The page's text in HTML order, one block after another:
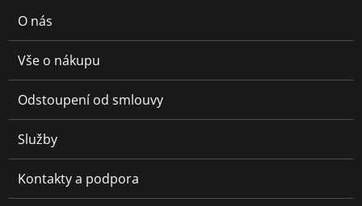
O nás
Vše o nákupu
Odstoupení od smlouvy
Služby
Kontakty a podpora